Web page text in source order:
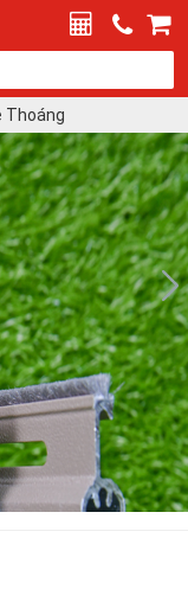
Thoáng